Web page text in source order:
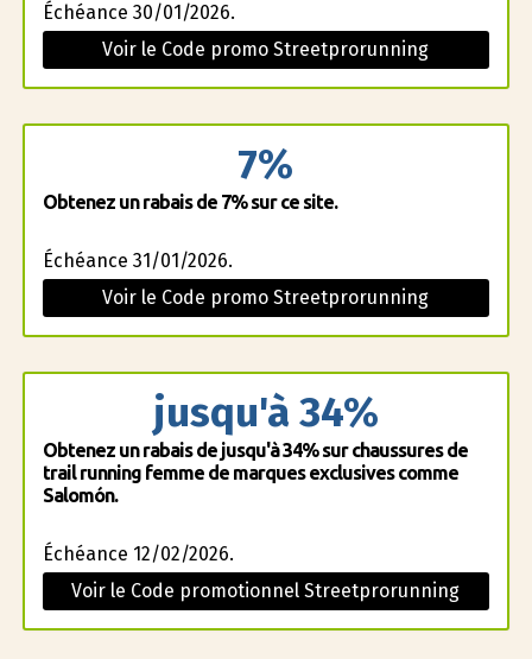
Échéance 30/01/2026.
Voir le Code promo Streetprorunning
7%
Obtenez un rabais de 7% sur ce site.
Échéance 31/01/2026.
Voir le Code promo Streetprorunning
jusqu'à 34%
Obtenez un rabais de jusqu'à 34% sur chaussures de
trail running femme de marques exclusives comme
Salomón.
Échéance 12/02/2026.
Voir le Code promotionnel Streetprorunning